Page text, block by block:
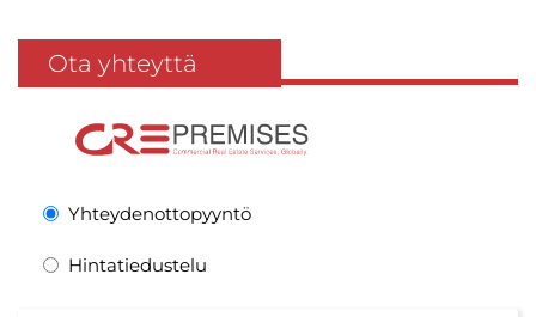
Ota yhteyttä
Yhteydenottopyyntö
Hintatiedustelu